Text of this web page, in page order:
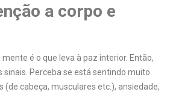
a corpo e
é o que leva à paz interior. Então,
sinais. Perceba se está sentindo muito
(de cabeça, musculares etc.), ansiedade,